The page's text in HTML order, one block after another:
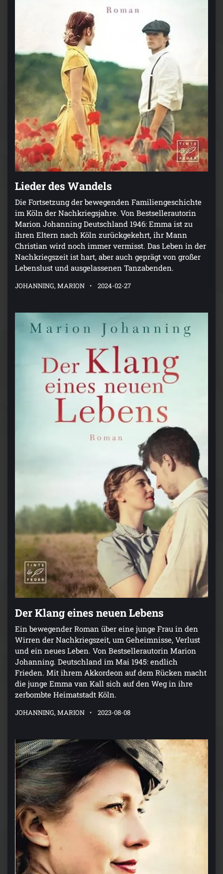
Lieder des Wandels
Die Fortsetzung der bewegenden Familiengeschichte
im Köln der Nachkriegsjahre. Von Bestsellerautorin
Marion Johanning Deutschland 1946: Emma ist zu
ihren Eltern nach Köln zurückgekehrt, ihr Mann
Christian wird noch immer vermisst. Das Leben in der
Nachkriegszeit ist hart, aber auch geprägt von großer
Lebenslust und ausgelassenen Tanzabenden.
JOHANNING, MARION 2024-02-27
Der Klang eines neuen Lebens
Ein bewegender Roman über eine junge Frau in den
Wirren der Nachkriegszeit, um Geheimnisse, Verlust
und ein neues Leben. Von Bestsellerautorin Marion
Johanning. Deutschland im Mai 1945: endlich
Frieden. Mit ihrem Akkordeon auf dem Rücken macht
die junge Emma van Kall sich auf den Weg in ihre
zerbombte Heimatstadt Köln.
JOHANNING, MARION 2023-08-08